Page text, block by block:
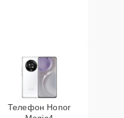
Телефон Honor